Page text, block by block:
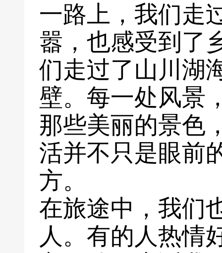
一路上，我们走
嚣，也感受到了
们走过了山川湖
壁。每一处风景
那些美丽的景色
活并不只是眼前
方。
在旅途中，我们
人。有的人热情